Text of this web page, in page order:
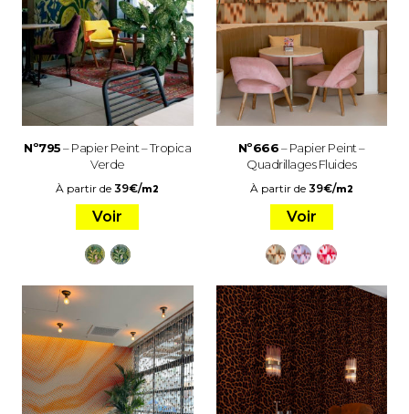
Nº795– Papier Peint – Tropica
Verde
À partir de39€/m2
Voir
Nº666– Papier Peint –
Quadrillages Fluides
À partir de 39€/m2
Voir